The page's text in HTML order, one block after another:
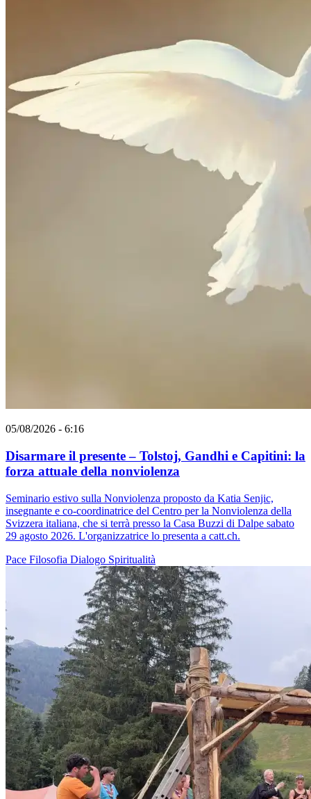
05/08/2026 - 6:16
Disarmare il presente – Tolstoj, Gandhi e Capitini: la
forza attuale della nonviolenza
Seminario estivo sulla Nonviolenza proposto da Katia Senjic,
insegnante e co-coordinatrice del Centro per la Nonviolenza della
Svizzera italiana, che si terrà presso la Casa Buzzi di Dalpe sabato
29 agosto 2026. L'organizzatrice lo presenta a catt.ch.
Pace Filosofia Dialogo Spiritualità